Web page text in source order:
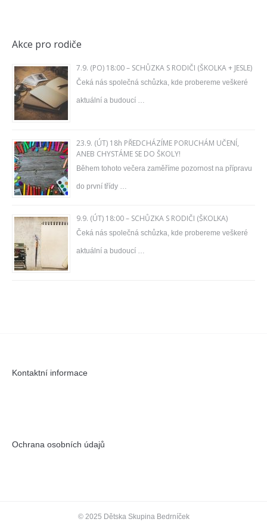
Akce pro rodiče
7.9. (PO) 18:00 – SCHŮZKA S RODIČI (ŠKOLKA + JESLE)
Čeká nás společná schůzka, kde probereme veškeré
aktuální a budoucí …
23.9. (ÚT) 18h PŘEDCHÁZÍME PORUCHÁM UČENÍ,
ANEB CHYSTÁME SE DO ŠKOLY!
Během tohoto večera zaměříme pozornost na přípravu
do první třídy …
9.9. (ÚT) 18:00 – SCHŮZKA S RODIČI (ŠKOLKA)
Čeká nás společná schůzka, kde probereme veškeré
aktuální a budoucí …
Kontaktní informace
Ochrana osobních údajů
© 2025 Dětska Skupina Bedrníček